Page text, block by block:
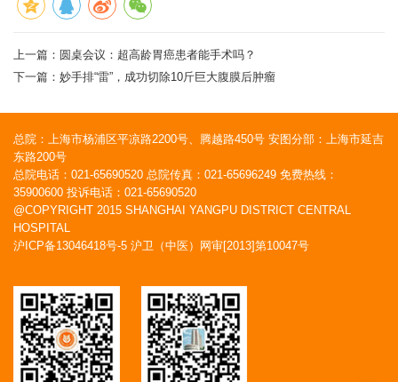
上一篇： 圆桌会议：超高龄胃癌患者能手术吗？
下一篇： 妙手排“雷”，成功切除10斤巨大腹膜后肿瘤
总院：上海市杨浦区平凉路2200号、腾越路450号 安图分部：上海市延吉
东路200号
总院电话：021-65690520 总院传真：021-65696249 免费热线：
35900600 投诉电话：021-65690520
@COPYRIGHT 2015 SHANGHAI YANGPU DISTRICT CENTRAL
HOSPITAL
沪ICP备13046418号-5 沪卫（中医）网审[2013]第10047号